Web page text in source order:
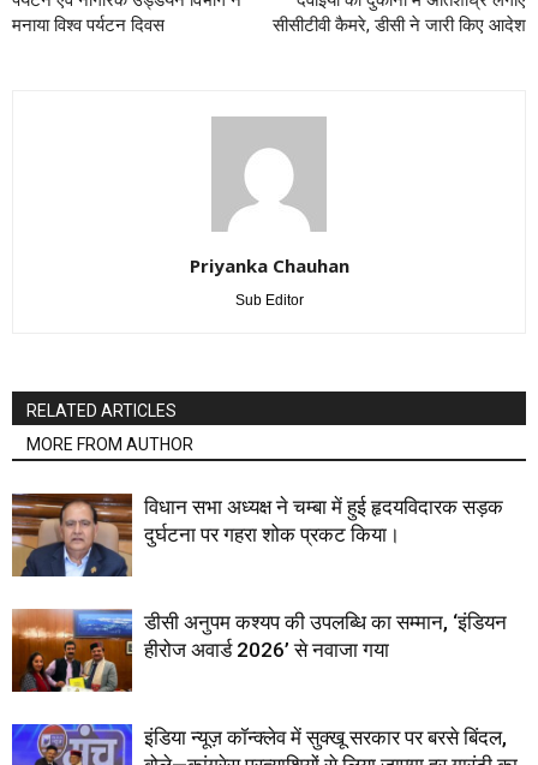
मनाया विश्व पर्यटन दिवस
सीसीटीवी कैमरे, डीसी ने जारी किए आदेश
Priyanka Chauhan
Sub Editor
RELATED ARTICLES
MORE FROM AUTHOR
विधान सभा अध्यक्ष ने चम्बा में हुई हृदयविदारक सड़क
दुर्घटना पर गहरा शोक प्रकट किया।
डीसी अनुपम कश्यप की उपलब्धि का सम्मान, ‘इंडियन
हीरोज अवार्ड 2026’ से नवाजा गया
इंडिया न्यूज़ कॉन्क्लेव में सुक्खू सरकार पर बरसे बिंदल,